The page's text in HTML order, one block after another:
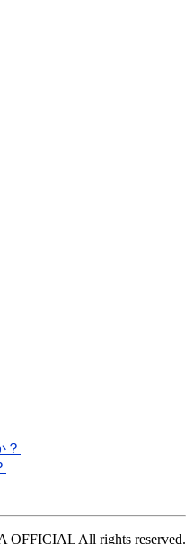
？
OFFICIAL All rights reserved.